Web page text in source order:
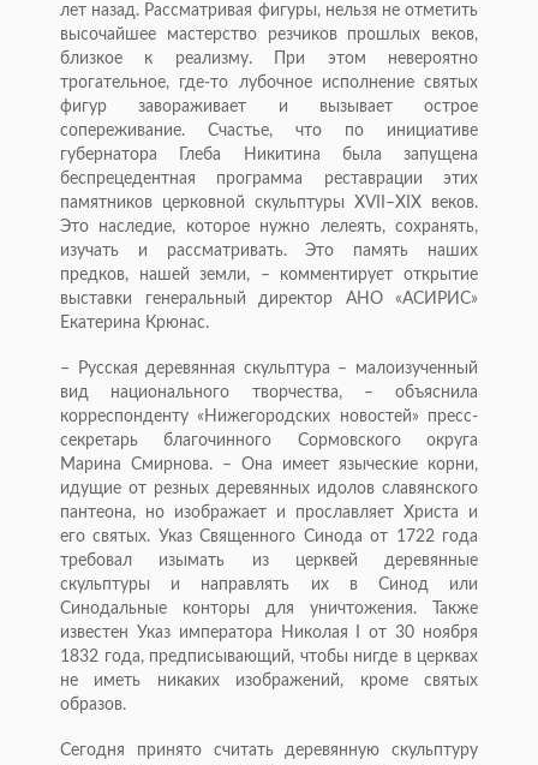
лет назад. Рассматривая фигуры, нельзя не отметить
высочайшее мастерство резчиков прошлых веков,
близкое к реализму. При этом невероятно
трогательное, где-то лубочное исполнение святых
фигур завораживает и вызывает острое
сопереживание. Счастье, что по инициативе
губернатора Глеба Никитина была запущена
беспрецедентная программа реставрации этих
памятников церковной скульптуры XVII–XIX веков.
Это наследие, которое нужно лелеять, сохранять,
изучать и рассматривать. Это память наших
предков, нашей земли, – комментирует открытие
выставки генеральный директор АНО «АСИРИС»
Екатерина Крюнас.
– Русская деревянная скульптура – малоизученный
вид национального творчества, – объяснила
корреспонденту «Нижегородских новостей» пресс-
секретарь благочинного Сормовского округа
Марина Смирнова. – Она имеет языческие корни,
идущие от резных деревянных идолов славянского
пантеона, но изображает и прославляет Христа и
его святых. Указ Священного Синода от 1722 года
требовал изымать из церквей деревянные
скульптуры и направлять их в Синод или
Синодальные конторы для уничтожения. Также
известен Указ императора Николая I от 30 ноября
1832 года, предписывающий, чтобы нигде в церквах
не иметь никаких изображений, кроме святых
образов.
Сегодня принято считать деревянную скульптуру